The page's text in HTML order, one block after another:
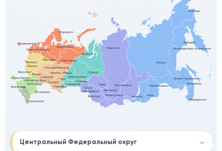
Центральный Федеральный округ